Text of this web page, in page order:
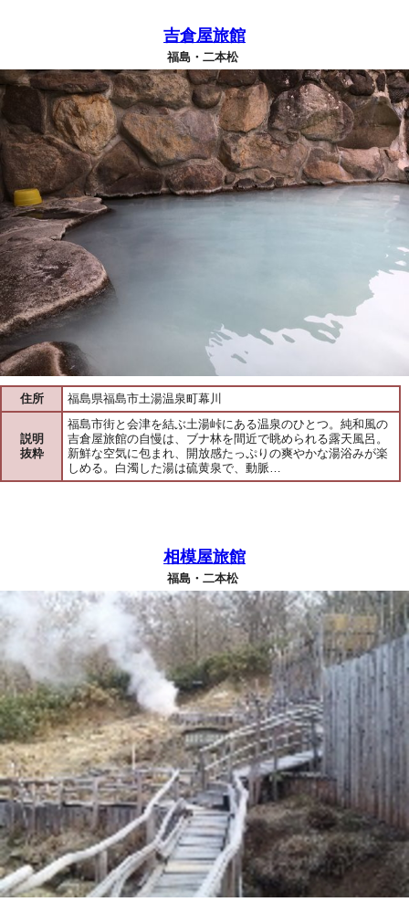
吉倉屋旅館
福島・二本松
住所 福島県福島市土湯温泉町幕川
説明
抜粋
福島市街と会津を結ぶ土湯峠にある温泉のひとつ。純和風の
吉倉屋旅館の自慢は、ブナ林を間近で眺められる露天風呂。
新鮮な空気に包まれ、開放感たっぷりの爽やかな湯浴みが楽
しめる。白濁した湯は硫黄泉で、動脈…
相模屋旅館
福島・二本松